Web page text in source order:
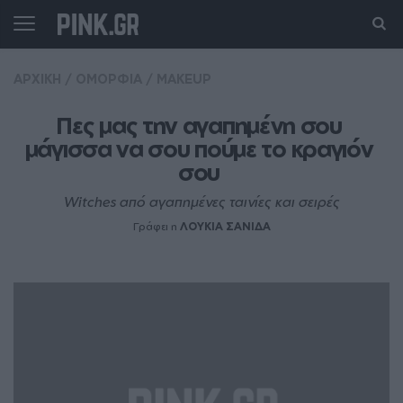
Πες μας την αγαπημένη σου
μάγισσα να σου πούμε το κραγιόν
σου
Witches από αγαπημένες ταινίες και σειρές
Γράφει η ΛΟΥΚΙΑ ΣΑΝΙΔΑ